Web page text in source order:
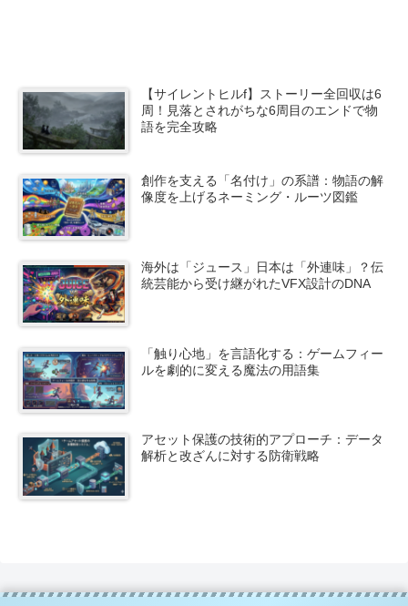
【サイレントヒルf】ストーリー全回収は6
周！見落とされがちな6周目のエンドで物
語を完全攻略
創作を支える「名付け」の系譜：物語の解
像度を上げるネーミング・ルーツ図鑑
海外は「ジュース」日本は「外連味」？伝
統芸能から受け継がれたVFX設計のDNA
「触り心地」を言語化する：ゲームフィー
ルを劇的に変える魔法の用語集
アセット保護の技術的アプローチ：データ
解析と改ざんに対する防衛戦略